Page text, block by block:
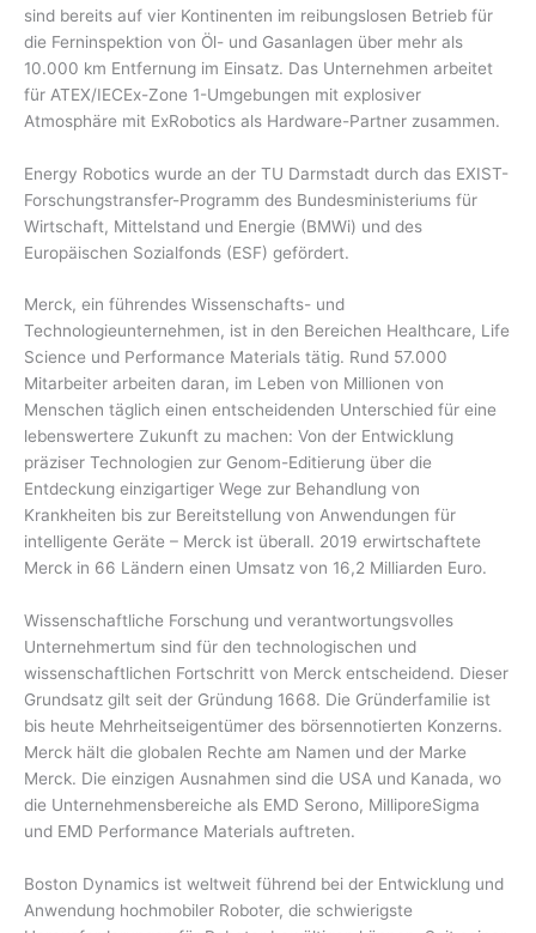
sind bereits auf vier Kontinenten im reibungslosen Betrieb für
die Ferninspektion von Öl- und Gasanlagen über mehr als
10.000 km Entfernung im Einsatz. Das Unternehmen arbeitet
für ATEX/IECEx-Zone 1-Umgebungen mit explosiver
Atmosphäre mit ExRobotics als Hardware-Partner zusammen.
Energy Robotics wurde an der TU Darmstadt durch das EXIST-
Forschungstransfer-Programm des Bundesministeriums für
Wirtschaft, Mittelstand und Energie (BMWi) und des
Europäischen Sozialfonds (ESF) gefördert.
Merck, ein führendes Wissenschafts- und
Technologieunternehmen, ist in den Bereichen Healthcare, Life
Science und Performance Materials tätig. Rund 57.000
Mitarbeiter arbeiten daran, im Leben von Millionen von
Menschen täglich einen entscheidenden Unterschied für eine
lebenswertere Zukunft zu machen: Von der Entwicklung
präziser Technologien zur Genom-Editierung über die
Entdeckung einzigartiger Wege zur Behandlung von
Krankheiten bis zur Bereitstellung von Anwendungen für
intelligente Geräte – Merck ist überall. 2019 erwirtschaftete
Merck in 66 Ländern einen Umsatz von 16,2 Milliarden Euro.
Wissenschaftliche Forschung und verantwortungsvolles
Unternehmertum sind für den technologischen und
wissenschaftlichen Fortschritt von Merck entscheidend. Dieser
Grundsatz gilt seit der Gründung 1668. Die Gründerfamilie ist
bis heute Mehrheitseigentümer des börsennotierten Konzerns.
Merck hält die globalen Rechte am Namen und der Marke
Merck. Die einzigen Ausnahmen sind die USA und Kanada, wo
die Unternehmensbereiche als EMD Serono, MilliporeSigma
und EMD Performance Materials auftreten.
Boston Dynamics ist weltweit führend bei der Entwicklung und
Anwendung hochmobiler Roboter, die schwierigste